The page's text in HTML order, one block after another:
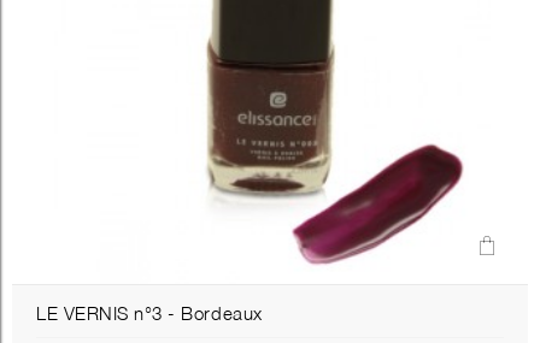
LE VERNIS n°3 - Bordeaux